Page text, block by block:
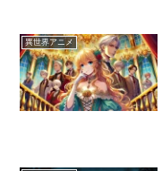
異世界アニメ